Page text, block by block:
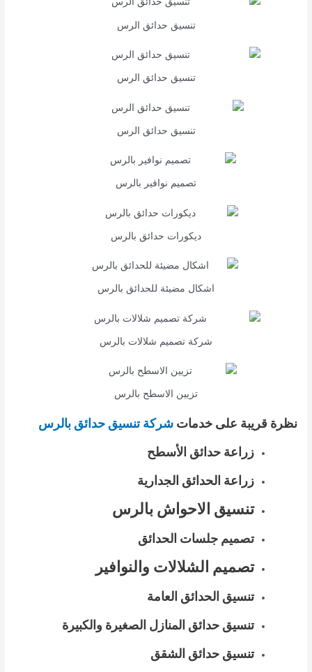
تنسيق حدائق الرس
تنسيق حدائق الرس
تنسيق حدائق الرس
تصميم نوافير بالرس
ديكورات حدائق بالرس
اشكال مضيئة للحدائق بالرس
شركة تصميم شلالات بالرس
تزيين الاسطح بالرس
نظرة قريبة على خدماتشركة تنسيق حدائق بالرس
زراعة حدائق الأسطح
زراعة الحدائق الجدارية
تنسيق الاحواش بالرس
تصميم جلسات الحدائق
تصميم الشلالات والنوافير
تنسيق الحدائق العامة
تنسيق حدائق المنازل الصغيرة والكبيرة
تنسيق حدائق الشقق